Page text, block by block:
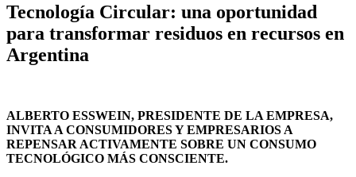
Tecnología Circular: una oportunidad
para transformar residuos en recursos en
Argentina
ALBERTO ESSWEIN, PRESIDENTE DE LA EMPRESA,
INVITA A CONSUMIDORES Y EMPRESARIOS A
REPENSAR ACTIVAMENTE SOBRE UN CONSUMO
TECNOLÓGICO MÁS CONSCIENTE.